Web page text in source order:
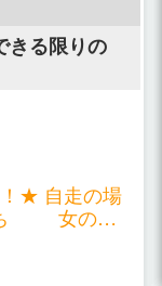
きる限りの
の場
20000の